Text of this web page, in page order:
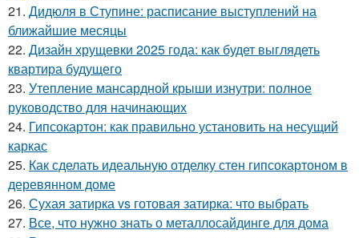
21. Дидюля в Ступине: расписание выступлений на
ближайшие месяцы
22. Дизайн хрущевки 2025 года: как будет выглядеть
квартира будущего
23. Утепление мансардной крыши изнутри: полное
руководство для начинающих
24. Гипсокартон: как правильно установить на несущий
каркас
25. Как сделать идеальную отделку стен гипсокартоном в
деревянном доме
26. Сухая затирка vs готовая затирка: что выбрать
27. Все, что нужно знать о металлосайдинге для дома